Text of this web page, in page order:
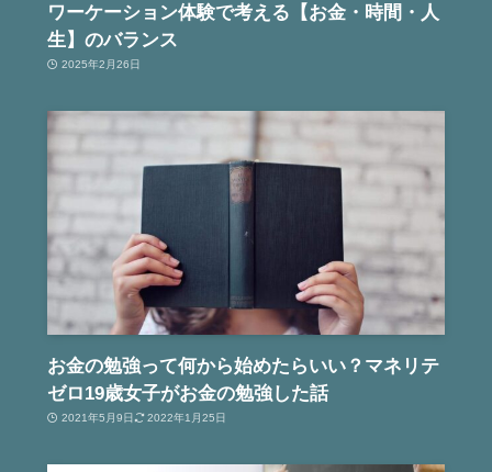
ワーケーション体験で考える【お金・時間・人
生】のバランス
2025年2月26日
お金の勉強って何から始めたらいい？マネリテ
ゼロ19歳女子がお金の勉強した話
2021年5月9日 2022年1月25日